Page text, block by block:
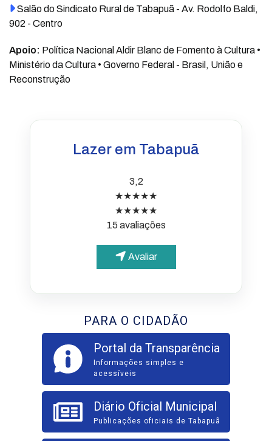
Salão do Sindicato Rural de Tabapuã - Av. Rodolfo Baldi,
902 - Centro
Apoio: Política Nacional Aldir Blanc de Fomento à Cultura •
Ministério da Cultura • Governo Federal - Brasil, União e
Reconstrução
Lazer em Tabapuã
3,2
★★★★★
★★★★★
15 avaliações
Avaliar
PARA O CIDADÃO
Portal da Transparência
Informações simples e
acessíveis
Diário Oficial Municipal
Publicações oficiais de Tabapuã